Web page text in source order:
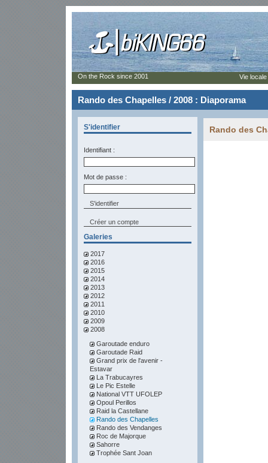
Rando des Chapelles / 2008 : Diaporama
S'identifier
Identifiant :
Mot de passe :
Créer un compte
Galeries
2017
2016
2015
2014
2013
2012
2011
2010
2009
2008
Garoutade enduro
Garoutade Raid
Grand prix de l'avenir -
Estavar
La Trabucayres
Le Pic Estelle
National VTT UFOLEP
Opoul Perillos
Raid la Castellane
Rando des Chapelles
Rando des Vendanges
Roc de Majorque
Sahorre
Trophée Sant Joan
Rando des
On the Rock since 2001 Vie